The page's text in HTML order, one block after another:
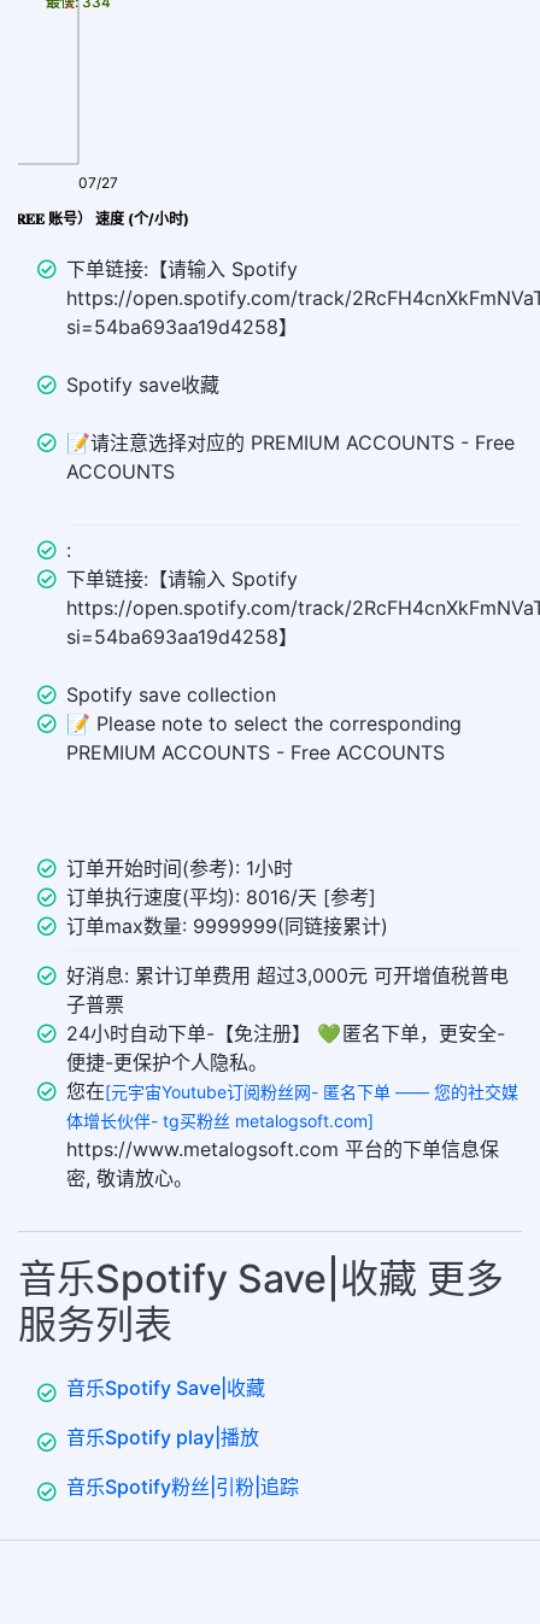
账号） 速度 (个/小时)
07/27
下单链接:【请输入 Spotify
https://open.spotify.com/track/
si=54ba693aa19d4258】
Spotify save收藏
📝请注意选择对应的 PREMIUM ACCOUNTS - Free
ACCOUNTS
:
下单链接:【请输入 Spotify
https://open.spotify.com/track/
si=54ba693aa19d4258】
Spotify save collection
📝 Please note to select the corresponding
PREMIUM ACCOUNTS - Free ACCOUNTS
订单开始时间(参考): 1小时
订单执行速度(平均): 8016/天 [参考]
订单max数量: 9999999(同链接累计)
好消息: 累计订单费用 超过3,000元 可开增值税普电
子普票
24小时自动下单-【免注册】 💚 匿名下单，更安全-
便捷-更保护个人隐私。
您在[元宇宙Youtube订阅粉丝网- 匿名下单 —— 您的社交媒
体增长伙伴- tg买粉丝 metalogsoft.com]
https://www.metalogsoft.com 平台的下单信息保
密, 敬请放心。
音乐Spotify Save|收藏 更多
服务列表
音乐Spotify Save|收藏
音乐Spotify play|播放
音乐Spotify粉丝|引粉|追踪